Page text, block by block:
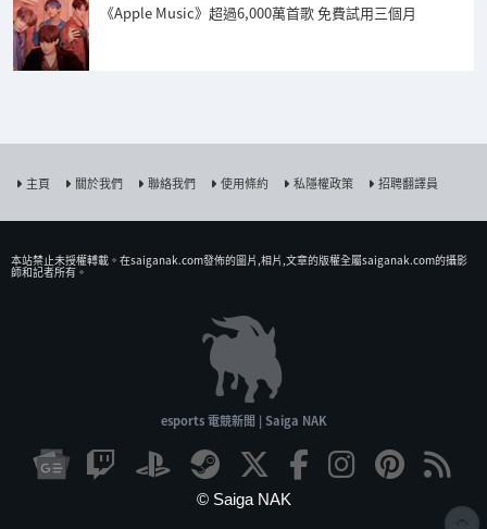
《Apple Music》超過6,000萬首歌 免費試用三個月
主頁 關於我們 聯絡我們 使用條約 私隱權政策 招聘翻譯員
本站禁止未授權𨍭載。在saiganak.com發佈的圖片,相片,文章的版權全屬saiganak.com的攝影
師和記者所有。
esports 電競新聞 | Saiga NAK
© Saiga NAK